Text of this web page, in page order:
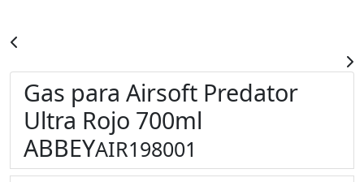
Gas para Airsoft Predator
Ultra Rojo 700ml
ABBEYAIR198001